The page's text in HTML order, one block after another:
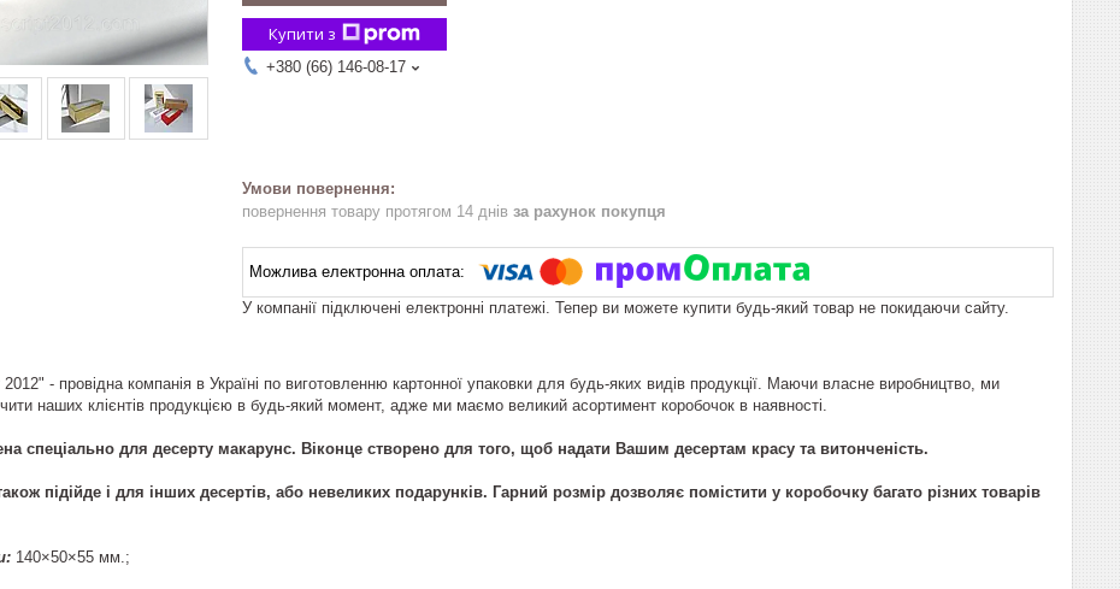
Купити з
+380 (66) 146-08-17
повернення товару протягом 14 днів за рахунок покупця
У компанії підключені електронні платежі. Тепер ви можете купити будь-який товар не покидаючи сайту.
- провідна компанія в Україні по виготовленню картонної упаковки для будь-яких видів продукції. Маючи власне виробництво, ми
наших клієнтів продукцією в будь-який момент, адже ми маємо великий асортимент коробочок в наявності.
спеціально для десерту макарунс. Віконце створено для того, щоб надати Вашим десертам красу та витонченість.
підійде і для інших десертів, або невеликих подарунків. Гарний розмір дозволяє помістити у коробочку багато різних товарів
140×50×55 мм.;